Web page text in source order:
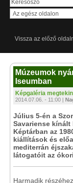
Vissza az előző
Múzeumok
Iseumban
Képgaléria
2014.07.06. - 11:00 |
Július 5-én a
Savariense
Képtárban az
kiállítások és
mediterrán
látogatóit az
Harmadik